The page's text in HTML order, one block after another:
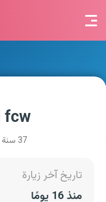
fcw
37 سنة
تاريخ آخر زيارة
منذ 16 يومًا